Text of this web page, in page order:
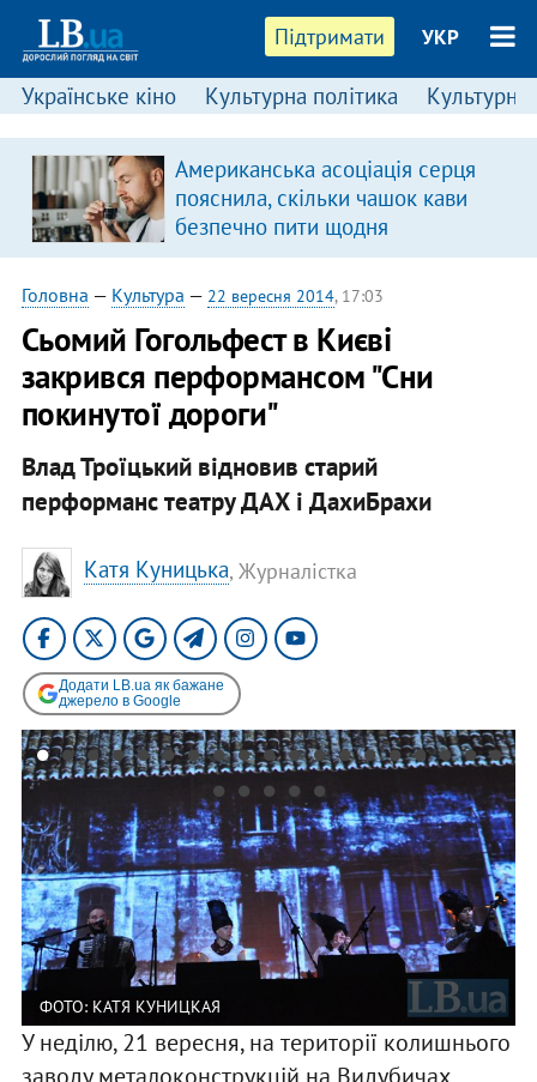
Підтримати УКР
Українське кіно Культурна політика Культурні
Американська асоціація серця
пояснила, скільки чашок кави
безпечно пити щодня
Головна — Культура — 22 вересня 2014, 17:03
Сьомий Гогольфест в Києві
закрився перформансом "Сни
покинутої дороги"
Влад Троїцький відновив старий
перформанс театру ДАХ і ДахиБрахи
Катя Куницька, Журналістка
Додати LB.ua як бажане
джерело в Google
ФОТО: КАТЯ КУНИЦКАЯ
У неділю, 21 вересня, на території колишнього
заводу металоконструкцій на Видубичах